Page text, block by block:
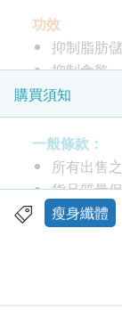
功效
抑制脂肪
抑制食慾
支持健康
提升能量
服用方法
作為膳食補
室溫或冷水中
購買須知
一般條款：
所有出售
貨品質量
應最少有
瘦身纖體